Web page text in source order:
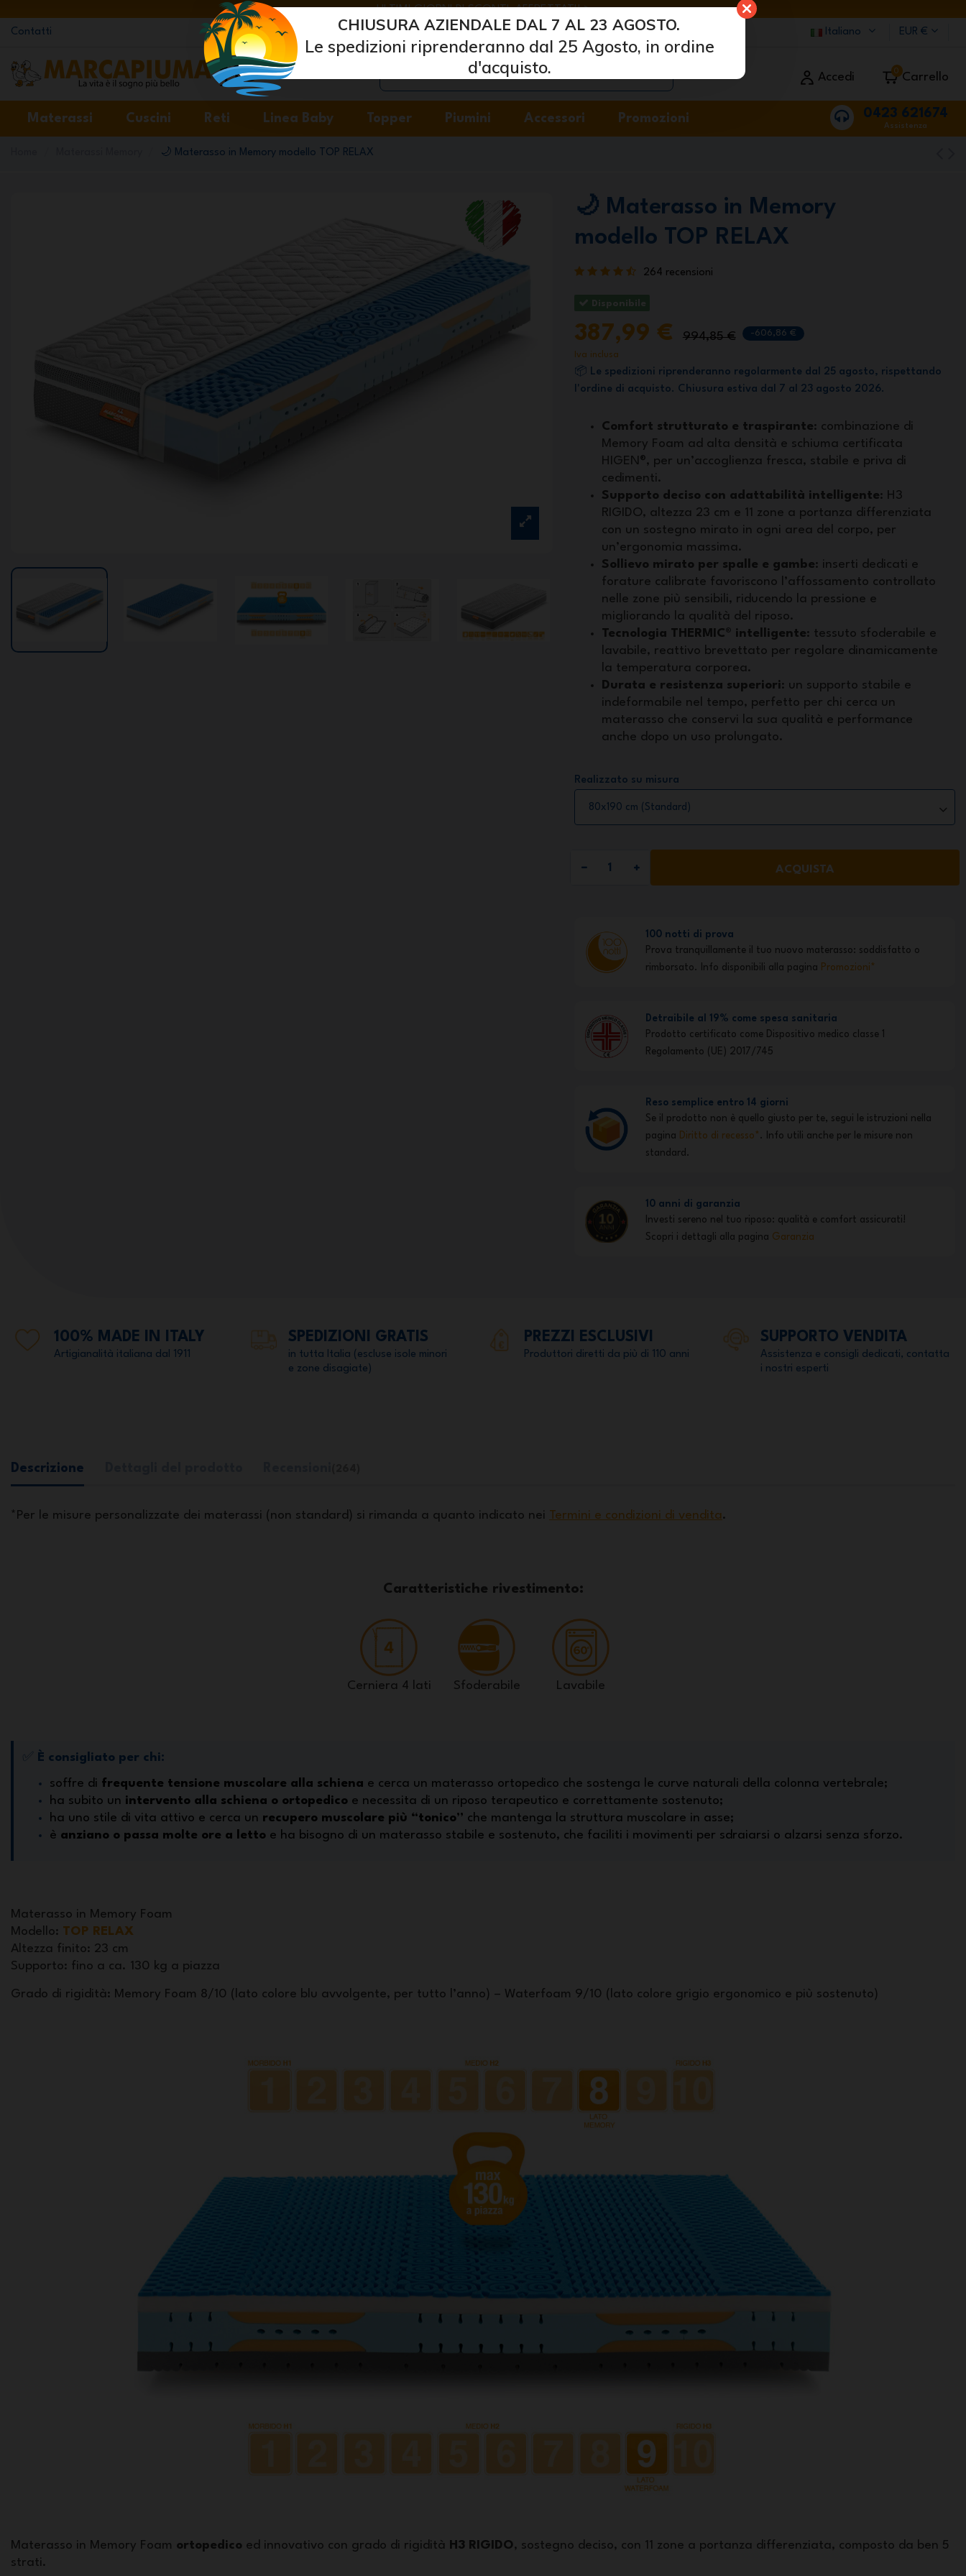
ULTIMI GIORNI DI SCONTI: AFFRETTATI! >
Contatti Marcapiuma| Produttori di materassi, cuscini e reti Italiano EUR €
Accedi 0 Carrello
Materassi Cuscini Reti Linea Baby Topper Piumini Accessori Promozioni 0423 621674
Assistenza
🌙 Materasso in Memory modello TOP RELAX
🌙 Materasso in Memory
modello TOP RELAX
264 recensioni
387,99 € 994,85 € -606,86 €
Iva inclusa
📦 Le spedizioni riprenderanno regolarmente dal 25 agosto, rispettando
l'ordine di acquisto. Chiusura estiva dal 7 al 23 agosto 2026.
Comfort strutturato e traspirante: combinazione di
Memory Foam ad alta densità e schiuma certificata
HIGEN®, per un’accoglienza fresca, stabile e priva di
cedimenti.
Supporto deciso con adattabilità intelligente: H3
RIGIDO, altezza 23 cm e 11 zone a portanza differenziata
con un sostegno mirato in ogni area del corpo, per
un’ergonomia massima.
Sollievo mirato per spalle e gambe: inserti dedicati e
forature calibrate favoriscono l’affossamento controllato
nelle zone più sensibili, riducendo la pressione e
migliorando la qualità del riposo.
Tecnologia THERMIC® intelligente: tessuto sfoderabile e
lavabile, reattivo brevettato per regolare dinamicamente
la temperatura corporea.
Durata e resistenza superiori: un supporto stabile e
indeformabile nel tempo, perfetto per chi cerca un
materasso che conservi la sua qualità e performance
anche dopo un uso prolungato.
Realizzato su misura
ACQUISTA
100 notti di prova
Prova tranquillamente il tuo nuovo materasso: soddisfatto o
rimborsato. Info disponibili alla pagina Promozioni*
Detraibile al 19% come spesa sanitaria
Prodotto certificato come Dispositivo medico classe 1
Regolamento (UE) 2017/745
Reso semplice entro 14 giorni
Se il prodotto non è quello giusto per te, segui le istruzioni nella
pagina Diritto di recesso* . Info utili anche per le misure non
standard.
10 anni di garanzia
Investi sereno nel tuo riposo: qualità e comfort assicurati!
Scopri i dettagli alla pagina Garanzia
100% MADE IN ITALY
Artigianalità italiana dal 1911
SPEDIZIONI GRATIS
in tutta Italia (escluse isole minori
e zone disagiate)
PREZZI ESCLUSIVI
Produttori diretti da più di 110 anni
SUPPORTO VENDITA
Assistenza e consigli dedicati, contatta
i nostri esperti
Descrizione
*Per le misure personalizzate dei materassi (non standard) si rimanda a quanto indicato nei Termini e condizioni di vendita.
Caratteristiche rivestimento:
Cerniera 4 lati Sfoderabile Lavabile
È consigliato per chi:
soffre di frequente tensione muscolare alla schiena e cerca un materasso ortopedico che sostenga le curve naturali della colonna vertebrale;
ha subito un intervento alla schiena o ortopedico e necessita di un riposo terapeutico e correttamente sostenuto;
ha uno stile di vita attivo e cerca un recupero muscolare più “tonico” che mantenga la struttura muscolare in asse;
è anziano o passa molte ore a letto e ha bisogno di un materasso stabile e sostenuto, che faciliti i movimenti per sdraiarsi o alzarsi senza sforzo.
Materasso in Memory Foam
Modello: TOP RELAX
Altezza finito: 23 cm
Supporto: fino a ca. 130 kg a piazza
Grado di rigidità: Memory Foam 8/10 (lato colore blu avvolgente, per tutto l’anno) – Waterfoam 9/10 (lato colore grigio ergonomico e più sostenuto)
Materasso in Memory Foam ortopedico ed innovativo con grado di rigidità H3 RIGIDO, sostegno deciso, con 11 zone a portanza differenziata, composto da ben 5
strati.
Le spedizioni riprenderanno dal 25 Agosto, in ordine
d'acquisto.
CHIUSURA AZIENDALE DAL 7 AL 23 AGOSTO.